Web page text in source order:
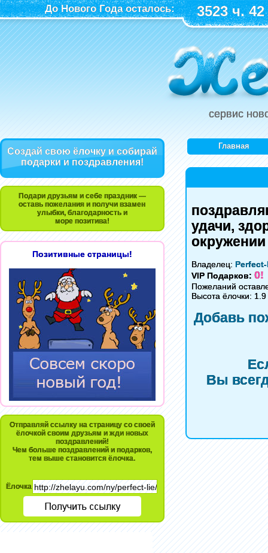
До Нового Года осталось: 3523 ч.
сервис
Создай свою ёлочку и собирай
подарки и поздравления!
Подари друзьям и себе праздник —
оставь пожелания и получи взамен
улыбки, благодарность и
море позитива!
Позитивные страницы!
Отправляй ссылку на страницу со своей
ёлочкой своим друзьям и жди новых
поздравлений!
Чем больше поздравлений и подарков,
тем выше становится ёлочка.
Ёлочка
Главная
удачи,
Владелец:
VIP Подарков: 0!
Пожеланий
Высота ёлочки:
Добавь
Вы